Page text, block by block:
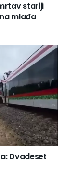
stariji
mlađa
Dvadeset